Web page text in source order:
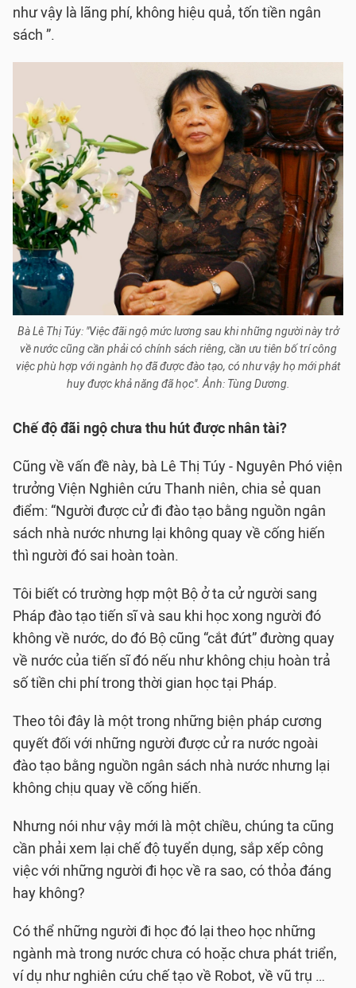
như vậy là lãng phí, không hiệu quả, tốn tiền ngân
sách ”.
Bà Lê Thị Túy: "Việc đãi ngộ mức lương sau khi những người này trở
về nước cũng cần phải có chính sách riêng, cần ưu tiên bố trí công
việc phù hợp với ngành họ đã được đào tạo, có như vậy họ mới phát
huy được khả năng đã học". Ảnh: Tùng Dương.
Chế độ đãi ngộ chưa thu hút được nhân tài?
Cũng về vấn đề này, bà Lê Thị Túy - Nguyên Phó viện
trưởng Viện Nghiên cứu Thanh niên, chia sẻ quan
điểm: “Người được cử đi đào tạo bằng nguồn ngân
sách nhà nước nhưng lại không quay về cống hiến
thì người đó sai hoàn toàn.
Tôi biết có trường hợp một Bộ ở ta cử người sang
Pháp đào tạo tiến sĩ và sau khi học xong người đó
không về nước, do đó Bộ cũng “cắt đứt” đường quay
về nước của tiến sĩ đó nếu như không chịu hoàn trả
số tiền chi phí trong thời gian học tại Pháp.
Theo tôi đây là một trong những biện pháp cương
quyết đối với những người được cử ra nước ngoài
đào tạo bằng nguồn ngân sách nhà nước nhưng lại
không chịu quay về cống hiến.
Nhưng nói như vậy mới là một chiều, chúng ta cũng
cần phải xem lại chế độ tuyển dụng, sắp xếp công
việc với những người đi học về ra sao, có thỏa đáng
hay không?
Có thể những người đi học đó lại theo học những
ngành mà trong nước chưa có hoặc chưa phát triển,
ví dụ như nghiên cứu chế tạo về Robot, về vũ trụ …